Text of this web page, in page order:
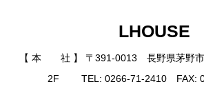
LHOUSE
【 本 社 】 〒391-0013 長野県茅野市
2F TEL: 0266-71-2410 FAX: